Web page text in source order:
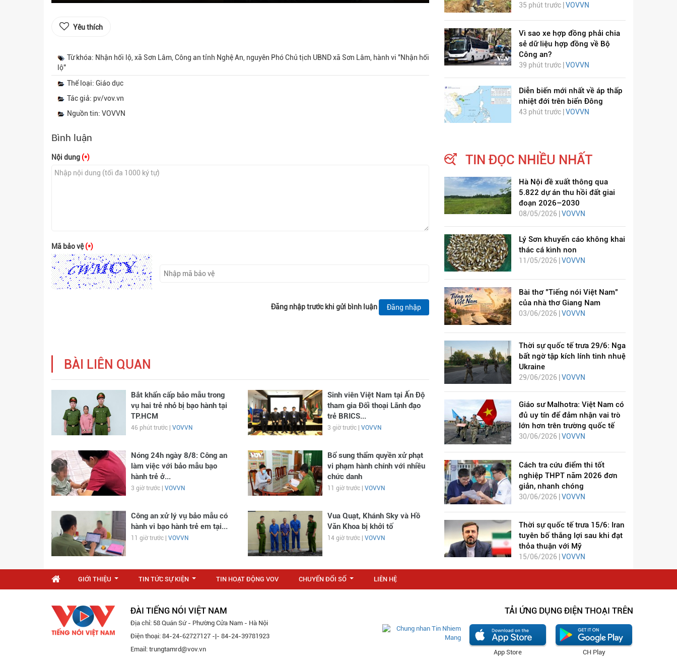
Yêu thích
Từ khóa: Nhận hối lộ, xã Sơn Lâm, Công an tỉnh Nghệ An, nguyên Phó Chủ tịch UBND xã Sơn Lâm, hành vi "Nhận hối
lộ"
Thể loại: Giáo dục
Tác giả: pv/vov.vn
Nguồn tin: VOVVN
Bình luận
Nội dung (*)
Mã bảo vệ(*)
Đăng nhập trước khi gửi bình luận Đăng nhập
BÀI LIÊN QUAN
Bắt khẩn cấp bảo mẫu trong
vụ hai trẻ nhỏ bị bạo hành tại
TP.HCM
46 phút trước | VOVVN
Sinh viên Việt Nam tại Ấn Độ
tham gia Đối thoại Lãnh đạo
trẻ BRICS...
3 giờ trước | VOVVN
Nóng 24h ngày 8/8: Công an
làm việc với bảo mẫu bạo
hành trẻ ở...
3 giờ trước | VOVVN
Bổ sung thẩm quyền xử phạt
vi phạm hành chính với nhiều
chức danh
11 giờ trước | VOVVN
Công an xử lý vụ bảo mẫu có
hành vi bạo hành trẻ em tại...
11 giờ trước | VOVVN
Vua Quạt, Khánh Sky và Hồ
Văn Khoa bị khởi tố
14 giờ trước | VOVVN
35 phút trước | VOVVN
Vì sao xe hợp đồng phải chia
sẻ dữ liệu hợp đồng về Bộ
Công an?
39 phút trước | VOVVN
Diễn biến mới nhất về áp thấp
nhiệt đới trên biển Đông
43 phút trước | VOVVN
TIN ĐỌC NHIỀU NHẤT
Hà Nội đề xuất thông qua
5.822 dự án thu hồi đất giai
đoạn 2026–2030
08/05/2026 | VOVVN
Lý Sơn khuyến cáo không khai
thác cá kình non
11/05/2026 | VOVVN
Bài thơ "Tiếng nói Việt Nam"
của nhà thơ Giang Nam
03/06/2026 | VOVVN
Thời sự quốc tế trưa 29/6: Nga
bất ngờ tập kích lính tinh nhuệ
Ukraine
29/06/2026 | VOVVN
Giáo sư Malhotra: Việt Nam có
đủ uy tín để đảm nhận vai trò
lớn hơn trên trường quốc tế
30/06/2026 | VOVVN
Cách tra cứu điểm thi tốt
nghiệp THPT năm 2026 đơn
giản, nhanh chóng
30/06/2026 |VOVVN
Thời sự quốc tế trưa 15/6: Iran
tuyên bố thắng lợi sau khi đạt
thỏa thuận với Mỹ
15/06/2026 | VOVVN
GIỚI THIỆU TIN TỨC SỰ KIỆN TIN HOẠT ĐỘNG VOV CHUYỂN ĐỔI SỐ LIÊN HỆ
ĐÀI TIẾNG NÓI VIỆT NAM
Địa chỉ: 58 Quán Sứ - Phường Cửa Nam - Hà Nội
Điện thoại: 84-24-62727127 -|- 84-24-39781923
Email: trungtamrd@vov.vn
TẢI ỨNG DỤNG ĐIỆN THOẠI TRÊN
CH Play
App Store